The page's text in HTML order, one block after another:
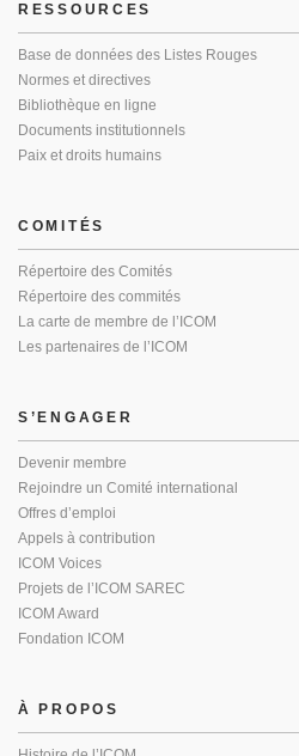
RESSOURCES
Base de données des Listes Rouges
Normes et directives
Bibliothèque en ligne
Documents institutionnels
Paix et droits humains
COMITÉS
Répertoire des Comités
Répertoire des commités
La carte de membre de l’ICOM
Les partenaires de l’ICOM
S’ENGAGER
Devenir membre
Rejoindre un Comité international
Offres d’emploi
Appels à contribution
ICOM Voices
Projets de l’ICOM SAREC
ICOM Award
Fondation ICOM
À PROPOS